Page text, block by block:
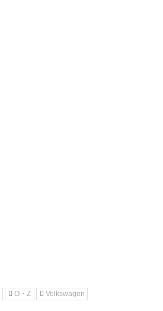
O・Z Volkswagen